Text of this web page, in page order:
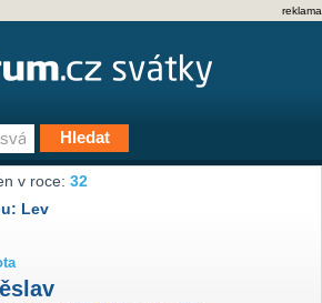
reklama
v roce:32
Lev